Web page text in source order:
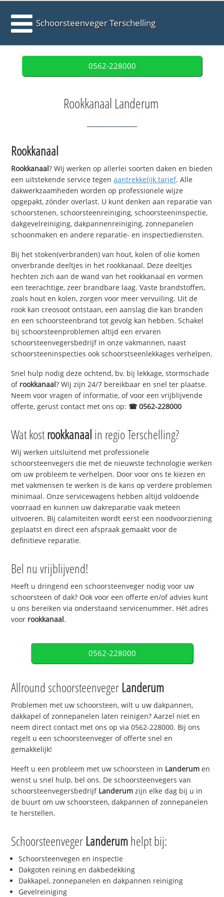
Schoorsteenveger Terschelling
0562-228000
Rookkanaal Landerum
Rookkanaal
Rookkanaal? Wij werken op allerlei soorten daken en bieden
een uitstekende service tegenaantrekkelijk tarief. Alle
dakwerkzaamheden worden op professionele wijze
opgepakt, zónder overlast. U kunt denken aan reparatie van
schoorstenen, schoorsteenreiniging, schoorsteeninspectie,
dakgevelreiniging, dakpannenreiniging, zonnepanelen
schoonmaken en andere reparatie- en inspectiediensten.
Bij het stoken(verbranden) van hout, kolen of olie komen
onverbrande deeltjes in het rookkanaal. Deze deeltjes
hechten zich aan de wand van het rookkanaal en vormen
een teerachtige, zeer brandbare laag. Vaste brandstoffen,
zoals hout en kolen, zorgen voor meer vervuiling. Uit de
rook kan creosoot ontstaan, een aanslag die kan branden
en een schoorsteenbrand tot gevolg kan hebben. Schakel
bij schoorsteenproblemen altijd een ervaren
schoorsteenvegersbedrijf in onze vakmannen, naast
schoorsteeninspecties ook schoorstseenlekkages verhelpen.
Snel hulp nodig deze ochtend, bv. bij lekkage, stormschade
of rookkanaal? Wij zijn 24/7 bereikbaar en snel ter plaatse.
Neem voor vragen of informatie, of voor een vrijblijvende
offerte, gerust contact met ons op: ☎ 0562-228000
Wat kostrookkanaal in regio Terschelling?
Wij werken uitsluitend met professionele
schoorsteenvegers die met de nieuwste technologie werken
om uw probleem te verhelpen. Door voor ons te kiezen en
met vakmensen te werken is de kans op verdere problemen
minimaal. Onze servicewagens hebben altijd voldoende
voorraad en kunnen uw dakreparatie vaak meteen
uitvoeren. Bij calamiteiten wordt eerst een noodvoorziening
geplaatst en direct een afspraak gemaakt voor de
definitieve reparatie.
Bel nu vrijblijvend!
Heeft u dringend een schoorsteenveger nodig voor uw
schoorsteen of dak? Ook voor een offerte en/of advies kunt
u ons bereiken via onderstaand servicenummer. Hét adres
voor rookkanaal.
0562-228000
Allround schoorsteenveger Landerum
Problemen met uw schoorsteen, wilt u uw dakpannen,
dakkapel of zonnepanelen laten reinigen? Aarzel niet en
neem direct contact met ons op via 0562-228000. Bij ons
regelt u een schoorsteenveger of offerte snel en
gemakkelijk!
Heeft u een probleem met uw schoorsteen in Landerum en
wenst u snel hulp, bel ons. De schoorsteenvegers van
schoorsteenvegersbedrijf Landerum zijn elke dag bij u in
de buurt om uw schoorsteen, dakpannen of zonnepanelen
te herstellen.
Schoorsteenveger Landerumhelpt bij:
Schoorsteenvegen en inspectie
Dakgoten reining en dakbedekking
Dakkapel, zonnepanelen en dakpannen reiniging
Gevelreiniging